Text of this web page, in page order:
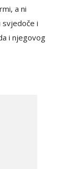
a ni
svjedoče i
i njegovog